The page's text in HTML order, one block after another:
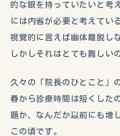
的な眼を持っていたいと考
には内省が必要と考えてい
視覚的に言えば幽体離脱
しかしそれはとても難しい
久々の「院長のひとこと」
春から診療時間は短くした
題か、なんだか以前にも増
この頃です。